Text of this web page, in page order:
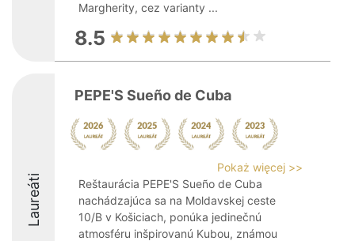
Margherity, cez varianty ...
8.5
Laureáti
PEPE'S Sueño de Cuba
Pokaż więcej >>
Reštaurácia PEPE'S Sueño de Cuba
nachádzajúca sa na Moldavskej ceste
10/B v Košiciach, ponúka jedinečnú
atmosféru inšpirovanú Kubou, známou